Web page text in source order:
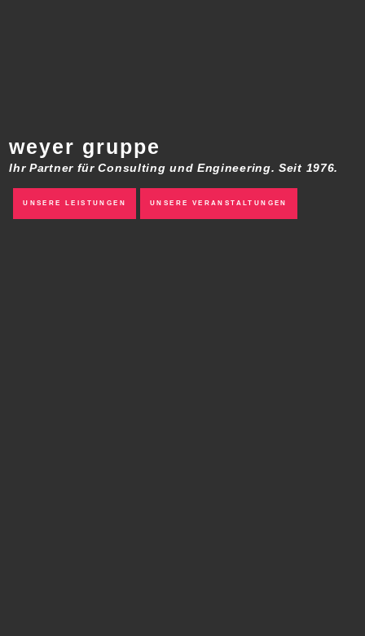
weyer gruppe
Ihr Partner für Consulting und Engineering. Seit 1976.
UNSERE LEISTUNGEN UNSERE VERANSTALTUNGEN